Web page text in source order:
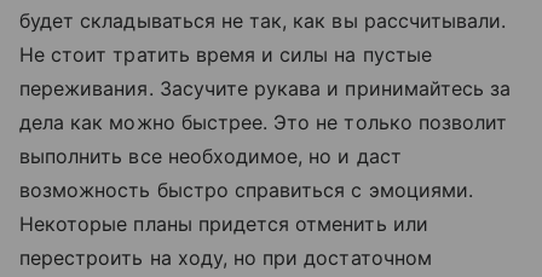
будет складываться не так, как вы рассчитывали.
Не стоит тратить время и силы на пустые
переживания. Засучите рукава и принимайтесь за
дела как можно быстрее. Это не только позволит
выполнить все необходимое, но и даст
возможность быстро справиться с эмоциями.
Некоторые планы придется отменить или
перестроить на ходу, но при достаточном